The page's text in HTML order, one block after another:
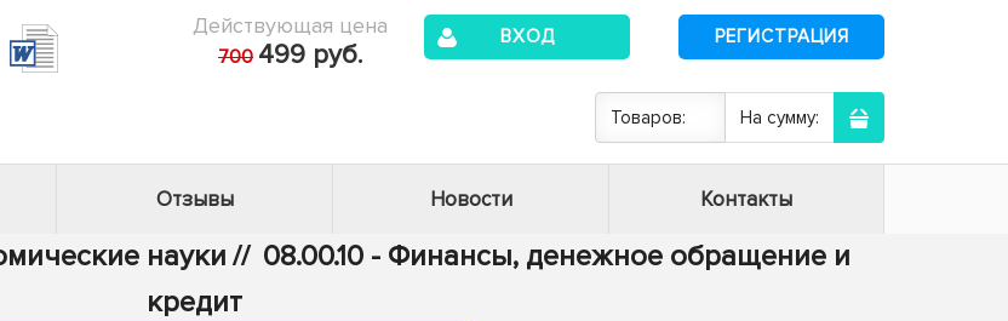
Действующая цена
700 499 руб.
ВХОД РЕГИСТРАЦИЯ
Товаров: На сумму:
Отзывы Новости Контакты
науки // 08.00.10 - Финансы, денежное обращение и
кредит